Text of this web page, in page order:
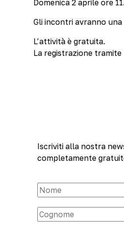
Domenica 2 aprile ore
Gli incontri avranno una
L’attività è gratuita.
La registrazione
Iscriviti alla nostra
completamente